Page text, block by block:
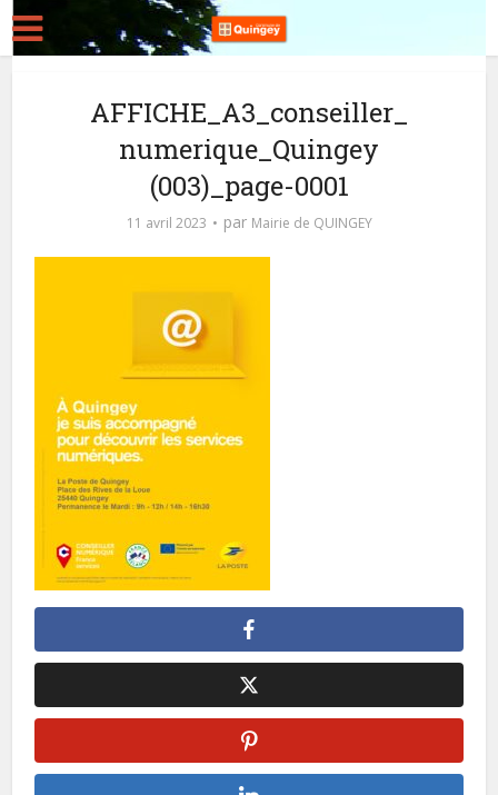
AFFICHE_A3_conseiller_
numerique_Quingey
(003)_page-0001
11 avril 2023 par Mairie de QUINGEY